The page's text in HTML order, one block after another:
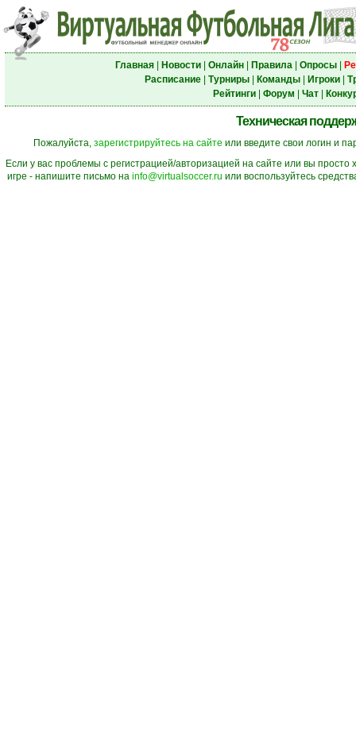
Главная| Новости| Онлайн| Правила| Опросы|
Расписание| Турниры| Команды| Игроки|
Рейтинги| Форум Чат|
Техническая
Пожалуйста, зарегистрируйтесь на сайте или введите свои логин и
Если у вас проблемы с регистрацией/авторизацией на сайте или вы просто
игре - напишите письмо на info@virtualsoccer.ru или воспользуйтесь